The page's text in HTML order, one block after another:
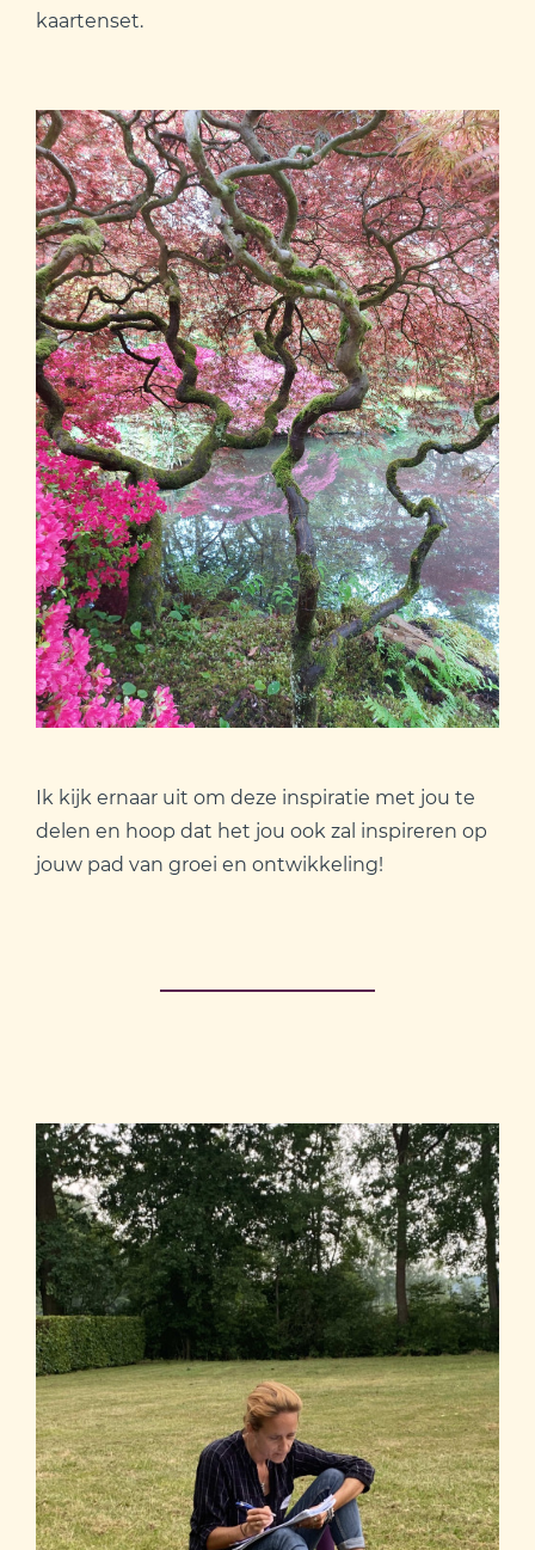
kaartenset.
Ik kijk ernaar uit om deze inspiratie met jou te
delen en hoop dat het jou ook zal inspireren op
jouw pad van groei en ontwikkeling!